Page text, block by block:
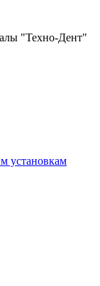
"Техно-Дент"
установкам